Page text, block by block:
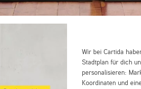
Wir bei Cartida
Stadtplan für dich
personalisieren:
Koordinaten und